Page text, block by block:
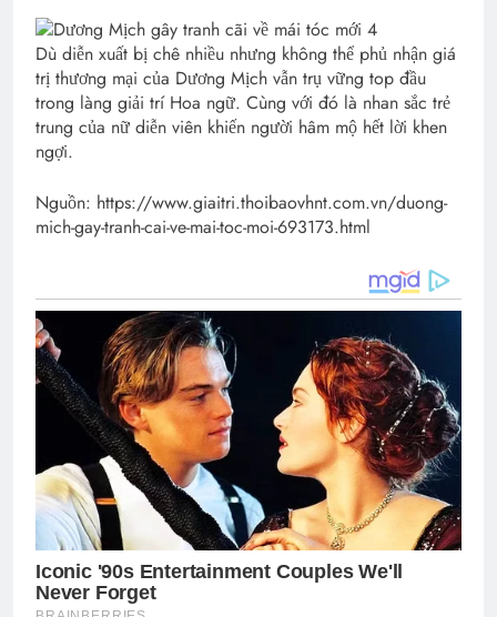
Dù diễn xuất bị chê nhiều nhưng không thể phủ nhận giá
trị thương mại của Dương Mịch vẫn trụ vững top đầu
trong làng giải trí Hoa ngữ. Cùng với đó là nhan sắc trẻ
trung của nữ diễn viên khiến người hâm mộ hết lời khen
ngợi.
Nguồn: https://www.giaitri.thoibaovhnt.com.vn/duong-
mich-gay-tranh-cai-ve-mai-toc-moi-693173.html